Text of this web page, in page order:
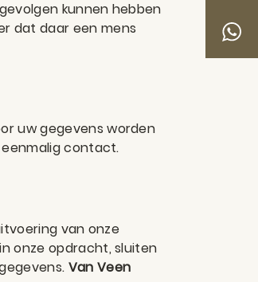
Whatsapp
kunnen hebben
dat daar een mens
uw gegevens worden
eenmalig contact.
van onze
onze opdracht, sluiten
Van Veen